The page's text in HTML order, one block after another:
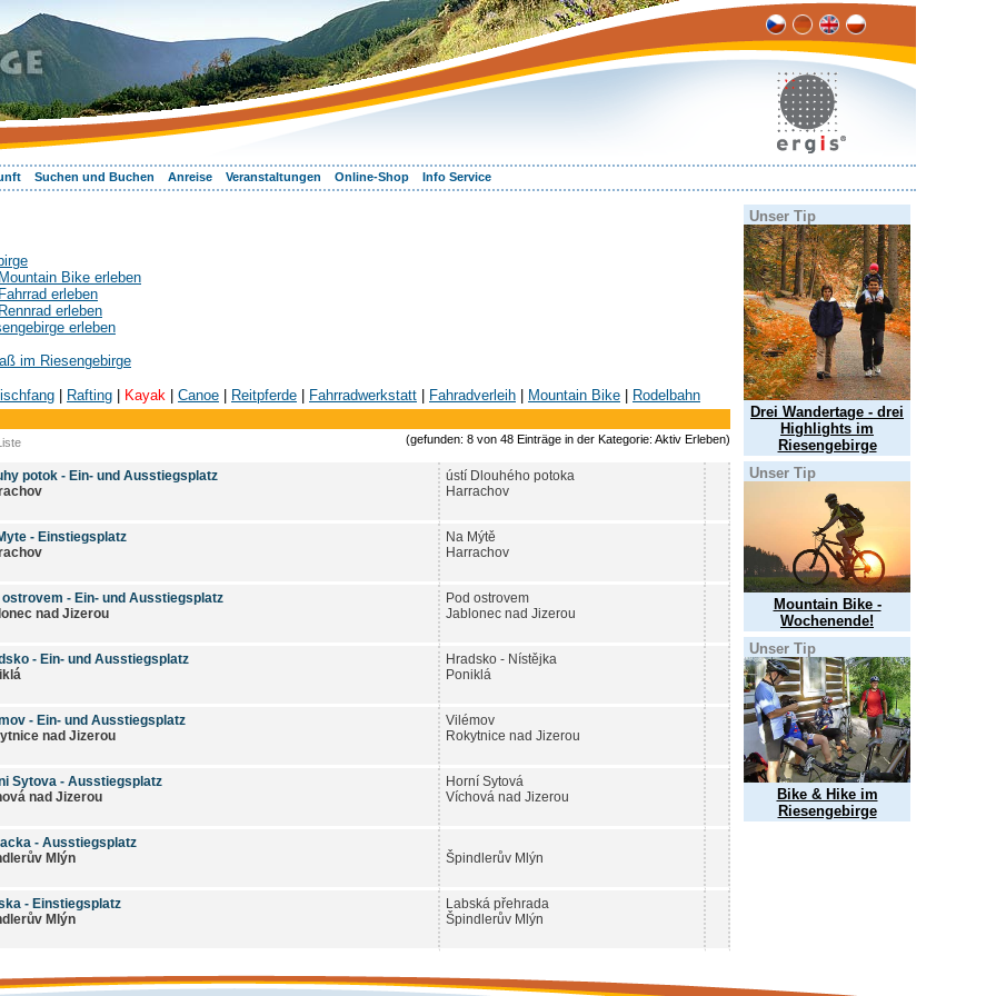
Suchen und Buchen Anreise Veranstaltungen Online-Shop Info Service
Bike erleben
erleben
erleben
erleben
im Riesengebirge
Rafting Kayak Canoe Reitpferde Fahrradwerkstatt Fahradverleih Mountain Bike
Rodelbahn
(gefunden: 8 von 48 Einträge in der Kategorie: Aktiv Erleben)
potok - Ein- und Ausstiegsplatz
ústí Dlouhého potoka
Harrachov
- Einstiegsplatz
Na Mýtě
Harrachov
ostrovem - Ein- und Ausstiegsplatz
nad Jizerou
Pod ostrovem
Jablonec nad Jizerou
- Ein- und Ausstiegsplatz
Hradsko - Nístějka
Poniklá
- Ein- und Ausstiegsplatz
nad Jizerou
Vilémov
Rokytnice nad Jizerou
Sytova - Ausstiegsplatz
nad Jizerou
Horní Sytová
Víchová nad Jizerou
- Ausstiegsplatz
Mlýn
Špindlerův Mlýn
- Einstiegsplatz
Mlýn
Labská přehrada
Špindlerův Mlýn
Unser Tip
Drei Wandertage - drei
Highlights im
Riesengebirge
Unser Tip
Mountain Bike -
Wochenende!
Unser Tip
Bike & Hike im
Riesengebirge